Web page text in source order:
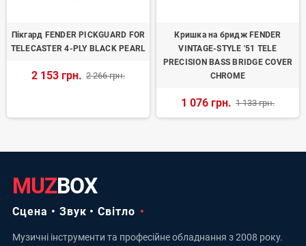
Пікгард FENDER PICKGUARD FOR
TELECASTER 4-PLY BLACK PEARL
2 153 грн. 2 266 грн.
Кришка на бридж FENDER
VINTAGE-STYLE '51 TELE
PRECISION BASS BRIDGE COVER
CHROME
1 076 грн. 1 133 грн.
MUZBOX
Сцена • Звук • Світло
Музичні інструменти та професійне обладнання з 2008 року.